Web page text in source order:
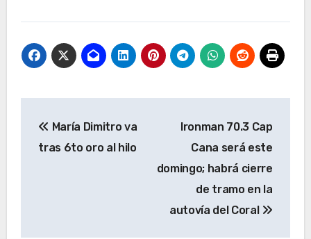
de
María Dimitro va
tras 6to oro al hilo
Ironman 70.3 Cap
Cana será este
domingo; habrá cierre
de tramo en la
autovía del Coral